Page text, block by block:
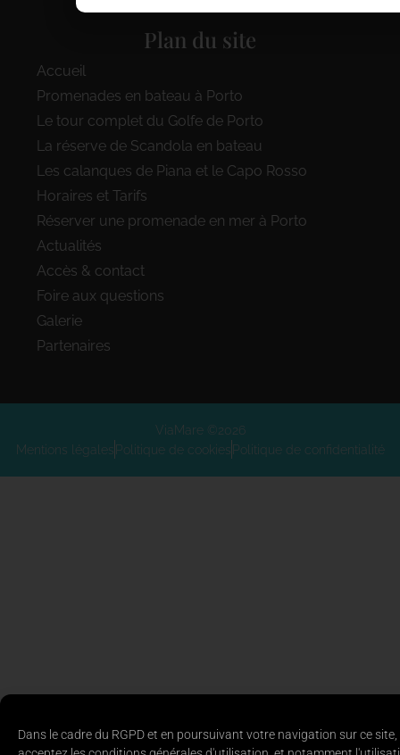
Dans le cadre du RGPD et en poursuivant votre navigation sur ce
Plan du site
Accueil
Promenades en bateau à Porto
Le tour complet du Golfe de Porto
La réserve de Scandola en bateau
Les calanques de Piana et le Capo Rosso
Horaires et Tarifs
Réserver une promenade en mer à Porto
Actualités
Accès & contact
Foire aux questions
Galerie
Partenaires
ViaMare ©2026
Mentions légalesPolitique de cookiesPolitique de confidentialité